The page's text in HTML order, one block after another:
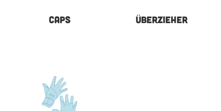
CAPS ÜBERZIEHER